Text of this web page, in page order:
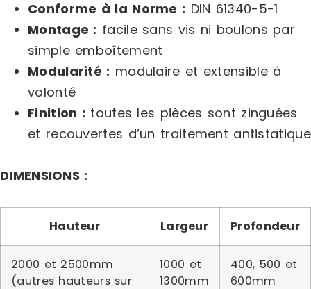
Conforme à la Norme : DIN 61340-5-1
Montage : facile sans vis ni boulons par
simple emboîtement
Modularité : modulaire et extensible à
volonté
Finition : toutes les pièces sont zinguées
et recouvertes d’un traitement antistatique
DIMENSIONS :
Hauteur Largeur Profondeur
2000 et 2500mm
(autres hauteurs sur
1000 et
1300mm
400, 500 et
600mm